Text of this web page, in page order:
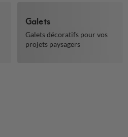
Galets
Galets décoratifs pour vos
projets paysagers